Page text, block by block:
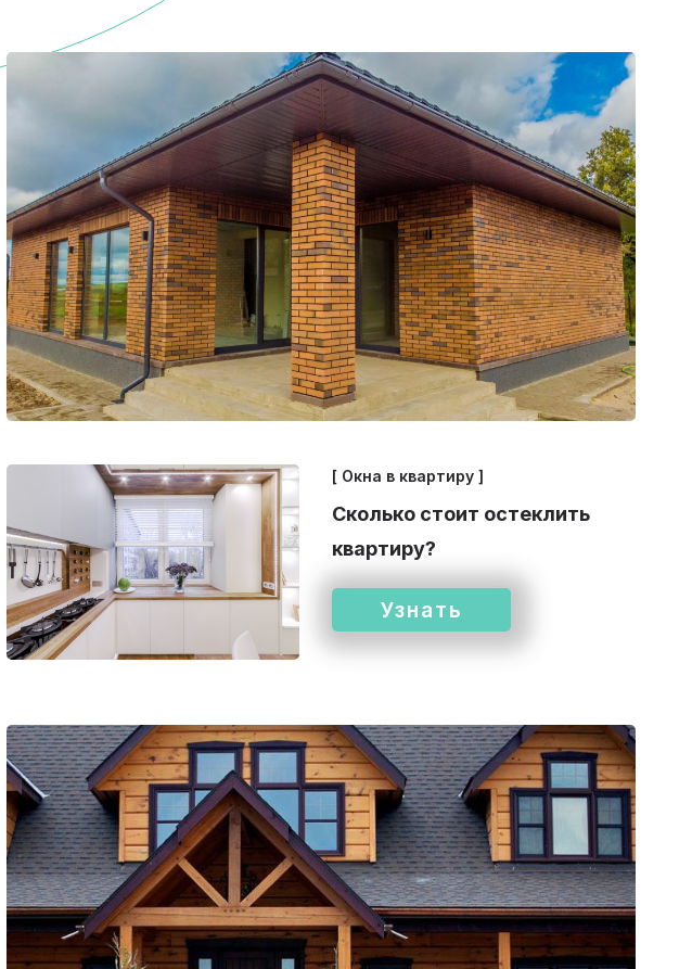
Сколько стоит остеклить
квартиру?
[ Окна в квартиру ]
Узнать